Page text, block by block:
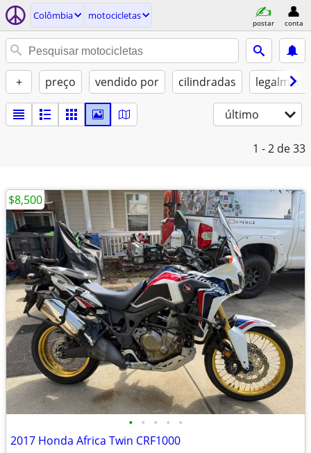
Colômbia motocicletas
postar conta
+ preço vendido por cilindradas
último
1 - 2 de 33
• • • • •
2017 Honda Africa Twin CRF1000
$8,500